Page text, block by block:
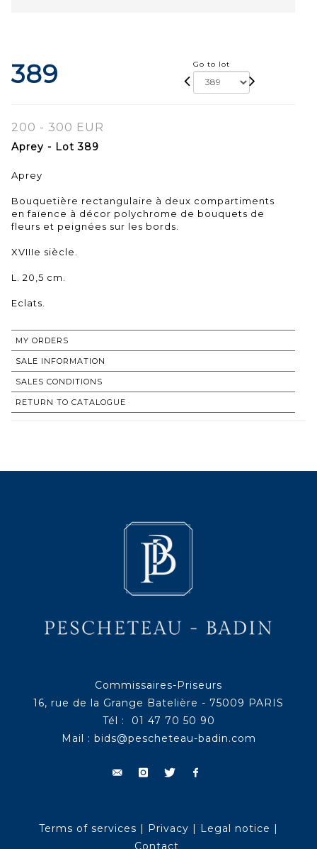
389 Go to lot
200 - 300 EUR
Aprey - Lot 389
Aprey
Bouquetière rectangulaire à deux compartiments
en faïence à décor polychrome de bouquets de
fleurs et peignées sur les bords.
XVIIIe siècle.
L. 20,5 cm.
Eclats.
MY ORDERS
SALE INFORMATION
SALES CONDITIONS
RETURN TO CATALOGUE
Commissaires-Priseurs
16, rue de la Grange Batelière - 75009 PARIS
Tél : 01 47 70 50 90
Mail : bids@pescheteau-badin.com
Terms of services | Privacy | Legal notice |
Contact